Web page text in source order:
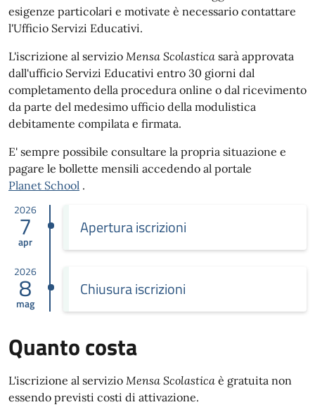
esigenze particolari e motivate è necessario contattare
l'Ufficio Servizi Educativi.
L'iscrizione al servizio Mensa Scolastica sarà approvata
dall'ufficio Servizi Educativi entro 30 giorni dal
completamento della procedura online o dal ricevimento
da parte del medesimo ufficio della modulistica
debitamente compilata e firmata.
E' sempre possibile consultare la propria situazione e
pagare le bollette mensili accedendo al portale
Planet School .
2026
7
apr
Apertura iscrizioni
2026
8
mag
Chiusura iscrizioni
Quanto costa
L'iscrizione al servizio Mensa Scolastica è gratuita non
essendo previsti costi di attivazione.